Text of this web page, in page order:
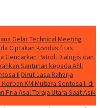
Gelar Technical Meeting
Ciptakan Kondusifitas
Gencarkan Patroli Dialogis dan
Santunan kepada Ahli
II Dirut Jasa Raharja
KM Mutiara Sentosa II di
Pria Asal Toraja Utara Saat Asik